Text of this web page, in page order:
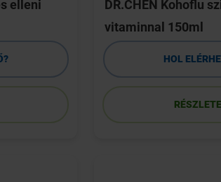
elleni
DR.CHEN Kohoflu
vitaminnal 150ml
HOL